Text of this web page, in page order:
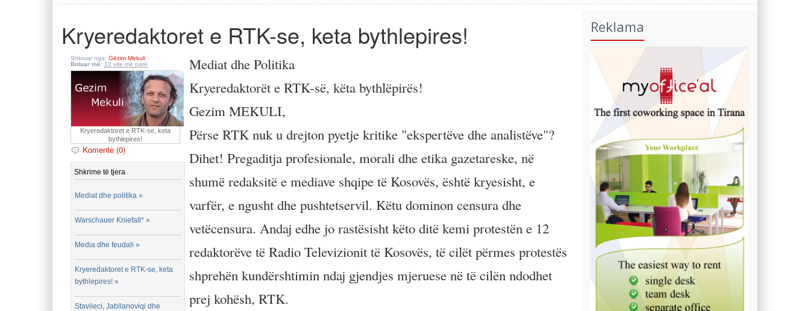
Kryeredaktoret e RTK-se, keta bythlepires!
Shkruar nga: Gëzim Mekuli
Botuar më: 12 vite më parë
Kryeredaktoret e RTK-se, keta
bythlepires!
Komente (0)
Shkrime të tjera
Mediat dhe politika »
Warschauer Kniefall* »
Media dhe feudali »
Kryeredaktoret e RTK-se, keta
bythlepires! »
Stavileci, Jabllanoviqi dhe
Mediat dhe Politika
Kryeredaktorët e RTK-së, këta bythlëpirës!
Gezim MEKULI,
Përse RTK nuk u drejton pyetje kritike "ekspertëve dhe analistëve"?
Dihet! Pregaditja profesionale, morali dhe etika gazetareske, në
shumë redaksitë e mediave shqipe të Kosovës, është kryesisht, e
varfër, e ngusht dhe pushtetservil. Këtu dominon censura dhe
vetëcensura. Andaj edhe jo rastësisht këto ditë kemi protestën e 12
redaktorëve të Radio Televizionit të Kosovës, të cilët përmes protestës
shprehën kundërshtimin ndaj gjendjes mjeruese në të cilën ndodhet
prej kohësh, RTK.
Reklama